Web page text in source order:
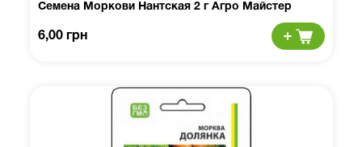
Семена Моркови Нантская 2 г Агро Майстер
6,00 грн